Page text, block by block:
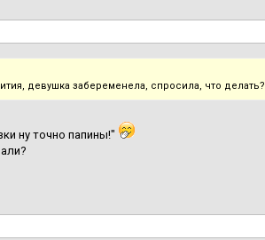
девушка забеременела, спросила, что делать?
ну точно папины!"